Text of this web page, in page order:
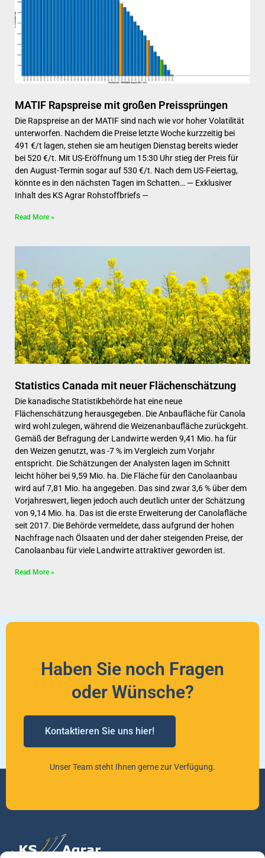
MATIF Rapspreise mit großen Preissprüngen
Die Rapspreise an der MATIF sind nach wie vor hoher Volatilität
unterworfen. Nachdem die Preise letzte Woche kurzzeitig bei
491 €/t lagen, stehen sie am heutigen Dienstag bereits wieder
bei 520 €/t. Mit US-Eröffnung um 15:30 Uhr stieg der Preis für
den August-Termin sogar auf 530 €/t. Nach dem US-Feiertag,
könnte es in den nächsten Tagen im Schatten… — Exklusiver
Inhalt des KS Agrar Rohstoffbriefs —
Read More »
Statistics Canada mit neuer Flächenschätzung
Die kanadische Statistikbehörde hat eine neue
Flächenschätzung herausgegeben. Die Anbaufläche für Canola
wird wohl zulegen, während die Weizenanbaufläche zurückgeht.
Gemäß der Befragung der Landwirte werden 9,41 Mio. ha für
den Weizen genutzt, was -7 % im Vergleich zum Vorjahr
entspricht. Die Schätzungen der Analysten lagen im Schnitt
leicht höher bei 9,59 Mio. ha. Die Fläche für den Canolaanbau
wird auf 7,81 Mio. ha angegeben. Das sind zwar 3,6 % über dem
Vorjahreswert, liegen jedoch auch deutlich unter der Schätzung
von 9,14 Mio. ha. Das ist die erste Erweiterung der Canolafläche
seit 2017. Die Behörde vermeldete, dass aufgrund der hohen
Nachfrage nach Ölsaaten und der daher steigenden Preise, der
Canolaanbau für viele Landwirte attraktiver geworden ist.
Read More »
Haben Sie noch Fragen
oder Wünsche?
Kontaktieren Sie uns hier!
Unser Team steht Ihnen gerne zur Verfügung.